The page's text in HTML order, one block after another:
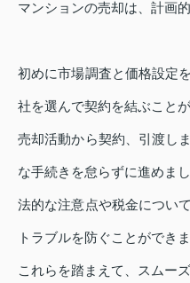
マンションの売却は、計画
初めに市場調査と価格設定
社を選んで契約を結ぶことが
売却活動から契約、引渡し
な手続きを怠らずに進めまし
法的な注意点や税金につい
トラブルを防ぐことができま
これらを踏まえて、スムー